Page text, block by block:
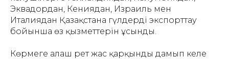
Эквадордан, Кениядан, Израиль мен
Италиядан Қазақстанға гүлдерді экспорттау
бойынша өз қызметтерін ұсынды.
Көрмеге алғаш рет жас қарқынды дамып келе